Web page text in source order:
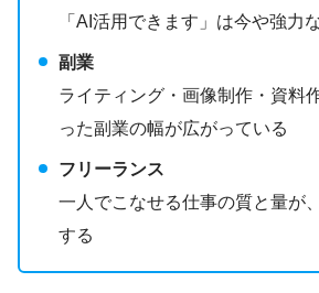
「AI活用できます」は今や強力
副業
ライティング・画像制作・資料
った副業の幅が広がっている
フリーランス
一人でこなせる仕事の質と量が
する